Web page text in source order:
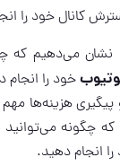
کانال خود را
می‌دهیم که
خود را انجام
پیگیری هزینه‌ها
چگونه می‌توانید
انجام دهید.